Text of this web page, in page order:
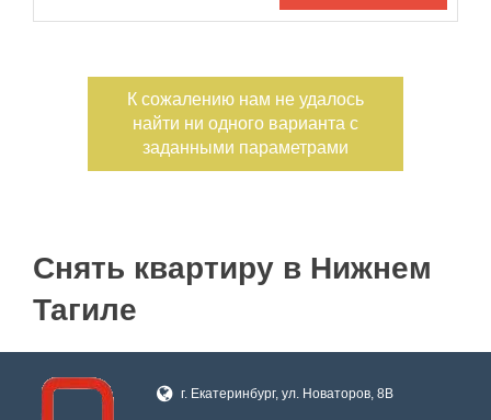
К сожалению нам не удалось
найти ни одного варианта с
заданными параметрами
Снять квартиру в Нижнем
Тагиле
г. Екатеринбург, ул. Новаторов, 8В